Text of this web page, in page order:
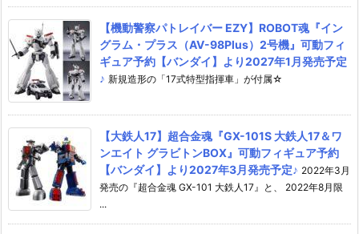
【機動警察パトレイバー EZY】ROBOT魂『イン
グラム・プラス（AV-98Plus）2号機』可動フィ
ギュア予約【バンダイ】より2027年1月発売予定
♪ 新規造形の「17式特型指揮車」が付属☆
【大鉄人17】超合金魂『GX-101S 大鉄人17＆ワ
ンエイト グラビトンBOX』可動フィギュア予約
【バンダイ】より2027年3月発売予定♪ 2022年3月
発売の『超合金魂 GX-101 大鉄人17』と、 2022年8月限
...